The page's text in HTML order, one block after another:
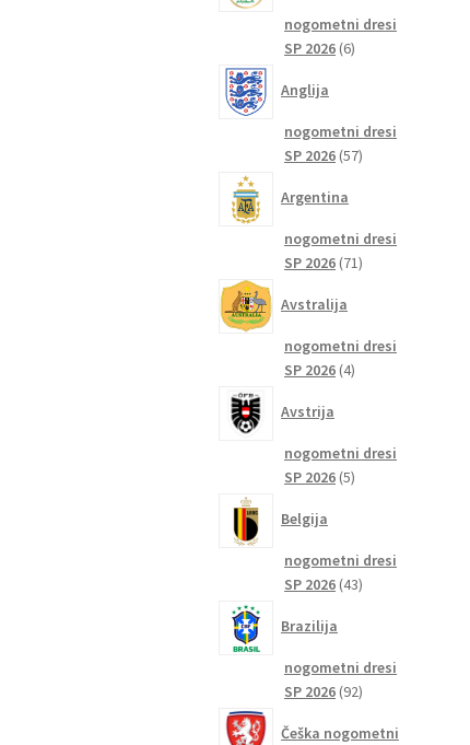
nogometni dresi
SP 2026 66
Anglija
nogometni dresi
SP 2026 5757
Argentina
nogometni dresi
SP 2026 7171
Avstralija
nogometni dresi
SP 2026 44
Avstrija
nogometni dresi
SP 2026 55
Belgija
nogometni dresi
SP 2026 4343
Brazilija
nogometni dresi
SP 2026 9292
Češka nogometni